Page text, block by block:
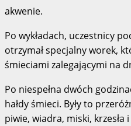
akwenie.
Po wykładach, uczestnicy
otrzymał specjalny worek,
śmieciami zalegającymi na
Po niespełna dwóch
hałdy śmieci. Były to
piwie, wiadra, miski,